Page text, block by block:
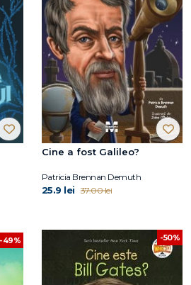
Cine a fost Galileo?
Patricia Brennan Demuth
25.9 lei 37.00 lei
-49% -50%